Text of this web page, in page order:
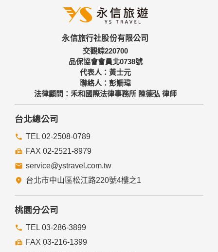
永信旅行社股份有限公司
交觀綜220700
品保協會會員北0738號
代表人：黃士元
聯絡人：彭姍瑋
法律顧問：禾和國際法律事務所 陳德弘 律師
台北總公司
TEL 02-2508-0789
FAX 02-2521-8979
service@ystravel.com.tw
台北市中山區松江路220號4樓之1
桃園分公司
TEL 03-286-3899
FAX 03-216-1399